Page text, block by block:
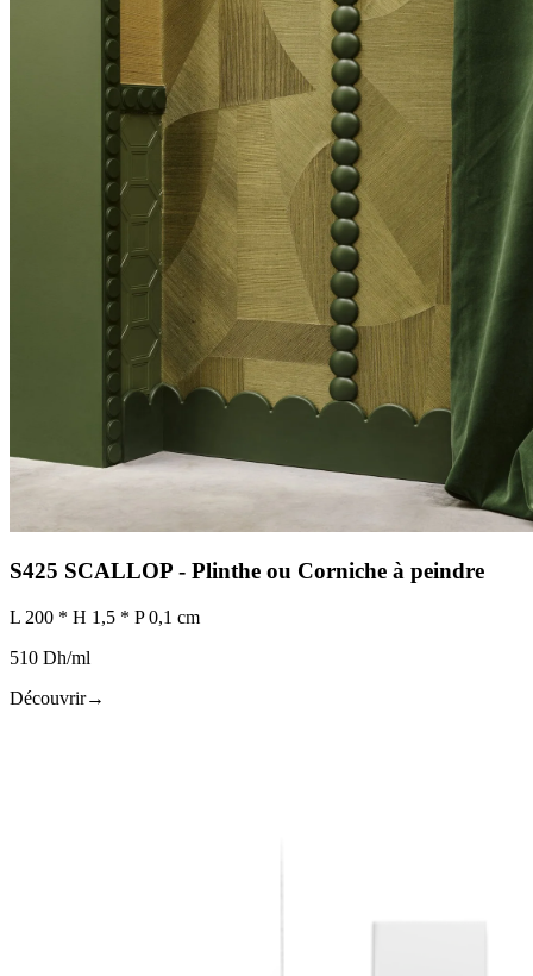
S425 SCALLOP - Plinthe ou Corniche à peindre
L 200 * H 1,5 * P 0,1 cm
510 Dh/ml
Découvrir→